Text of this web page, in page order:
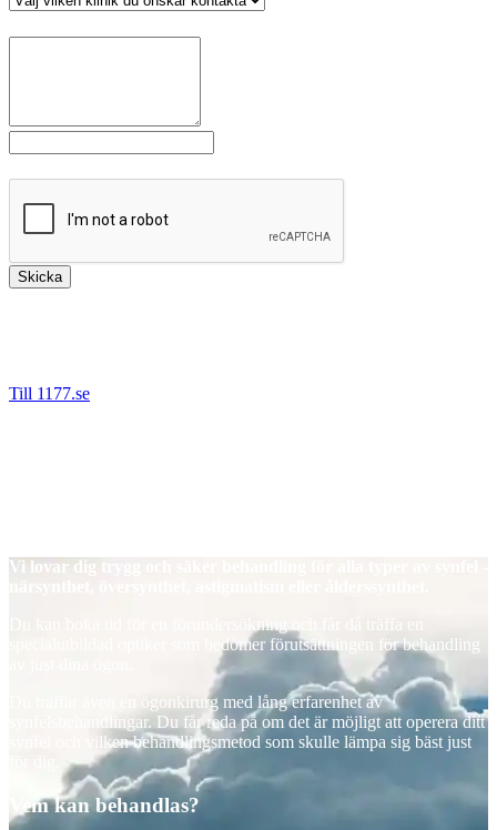
Skicka
Till 1177.se
Vi lovar dig trygg och säker behandling för alla typer av synfel -
närsynthet, översynthet, astigmatism eller ålderssynthet.
Du kan boka tid för en förundersökning och får då träffa en
specialutbildad optiker som bedömer förutsättningen för behandling
Du träffar även en ögonkirurg med lång erfarenhet av
synfelsbehandlingar. Du får reda på om det är möjligt att operera ditt
synfel och vilken behandlingsmetod som skulle lämpa sig bäst just
Vem kan behandlas?